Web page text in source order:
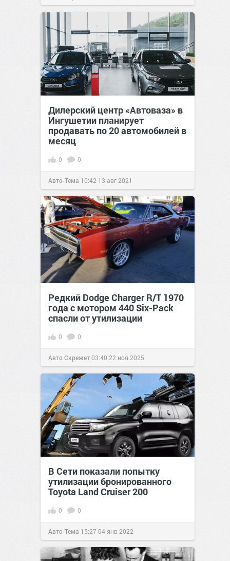
Дилерский центр «Автоваза» в
Ингушетии планирует
продавать по 20 автомобилей в
месяц
0 0
Авто-Тема 10:42 13 авг 2021
Редкий Dodge Charger R/T 1970
года с мотором 440 Six-Pack
спасли от утилизации
0 0
Авто Скрежет03:40 22 ноя 2025
В Сети показали попытку
утилизации бронированного
Toyota Land Cruiser 200
0 0
Авто-Тема 15:27 04 янв 2022